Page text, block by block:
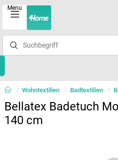
Menu
Wohntextilien Badtextilien
Bellatex Badetuch
140 cm